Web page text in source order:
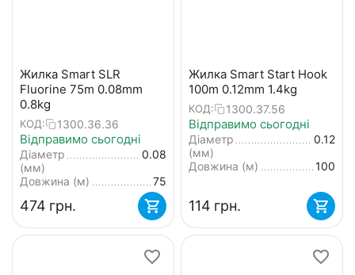
Жилка Smart SLR
Fluorine 75m 0.08mm
0.8kg
КОД: 1300.36.36
Відправимо сьогодні
Діаметр
(мм)
0.08
Довжина (м)
75
‍474‍ грн.
Жилка Smart Start Hook
100m 0.12mm 1.4kg
КОД: 1300.37.56
Відправимо сьогодні
Діаметр
(мм)
0.12
Довжина (м)
100
‍114‍ грн.